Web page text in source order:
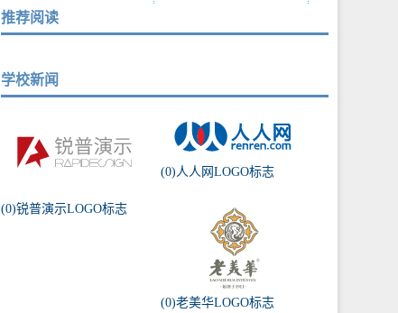
推荐阅读
学校新闻
(0)锐普演示LOGO标志
(0)人人网LOGO标志
(0)老美华LOGO标志